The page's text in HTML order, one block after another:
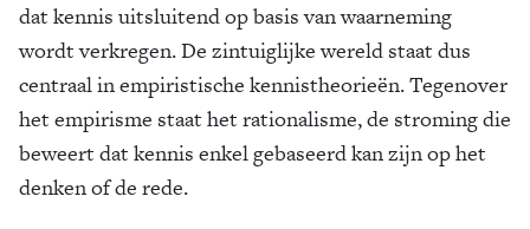
Zoek
dat kennis uitsluitend op basis van waarneming
wordt verkregen. De zintuiglijke wereld staat dus
centraal in empiristische kennistheorieën. Tegenover
het empirisme staat het rationalisme, de stroming die
beweert dat kennis enkel gebaseerd kan zijn op het
denken of de rede.